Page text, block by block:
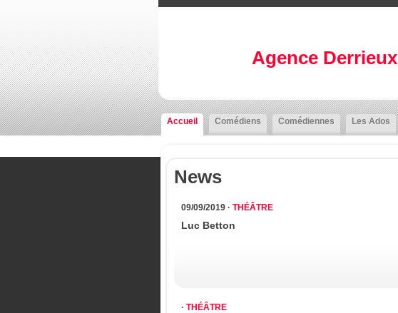
Agence Derrieux
Accueil Comédiens Comédiennes Les Ados
News
09/09/2019 · THÉÂTRE
Luc Betton
· THÉÂTRE